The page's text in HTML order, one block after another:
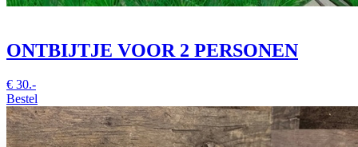
ONTBIJTJE VOOR 2 PERSONEN
€ 30.-
Bestel